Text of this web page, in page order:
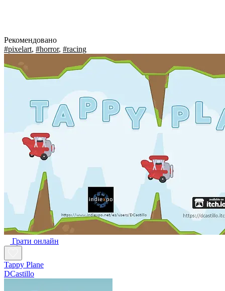
Рекомендовано
#pixelart, #horror, #racing
Грати онлайн
Tappy Plane
DCastillo